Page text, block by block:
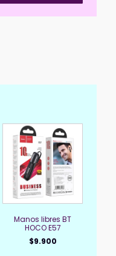
Manos libres BT
HOCO E57
$9.900